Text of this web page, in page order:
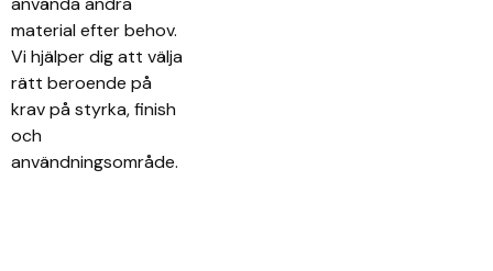
material efter behov.
Vi hjälper dig att välja
rätt beroende på
krav på styrka, finish
och
användningsområde.